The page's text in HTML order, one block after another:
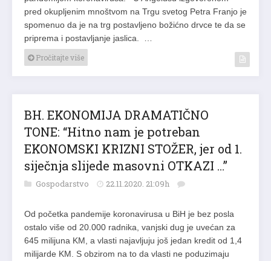
pred okupljenim mnoštvom na Trgu svetog Petra Franjo je
spomenuo da je na trg postavljeno božićno drvce te da se
priprema i postavljanje jaslica. …
Pročitajte više
BH. EKONOMIJA DRAMATIČNO
TONE: “Hitno nam je potreban
EKONOMSKI KRIZNI STOŽER, jer od 1.
siječnja slijede masovni OTKAZI …”
Gospodarstvo 22.11.2020. 21:09h
Od početka pandemije koronavirusa u BiH je bez posla
ostalo više od 20.000 radnika, vanjski dug je uvećan za
645 milijuna KM, a vlasti najavljuju još jedan kredit od 1,4
milijarde KM. S obzirom na to da vlasti ne poduzimaju